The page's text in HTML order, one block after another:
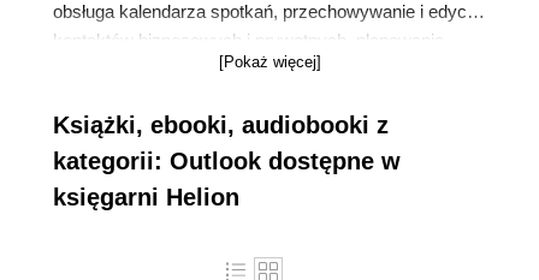
obsługa kalendarza spotkań, przechowywanie i edycja
kontaktów biznesowych i prywatnych, planowanie
zadań i prowadzenie projektów stanie się niezwykle
informacje przechowywane w programie Outlook,
stworzyć i zarządzać harmonogramem grupy lub być
na bierząco dzięki wybranym kanałom RSS.
[Pokaż więcej]
Książki, ebooki, audiobooki z
kategorii: Outlook dostępne w
księgarni Helion